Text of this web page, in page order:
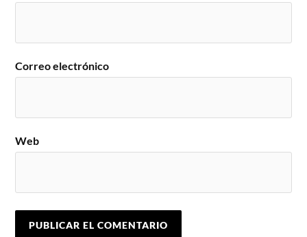
Correo electrónico
Web